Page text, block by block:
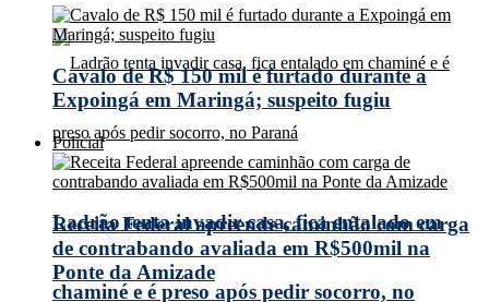
Ladrão tenta invadir casa, fica entalado em
chaminé e é preso após pedir socorro, no
Cavalo de R$ 150 mil é furtado durante a
Expoingá em Maringá; suspeito fugiu
Policial
Receita Federal apreende caminhão com carga
de contrabando avaliada em R$500mil na
Ponte da Amizade